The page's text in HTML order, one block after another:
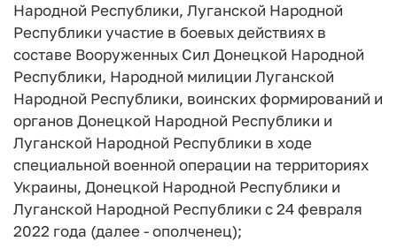
Народной Республики, Луганской Народной
Республики участие в боевых действиях в
составе Вооруженных Сил Донецкой Народной
Республики, Народной милиции Луганской
Народной Республики, воинских формирований и
органов Донецкой Народной Республики и
Луганской Народной Республики в ходе
специальной военной операции на территориях
Украины, Донецкой Народной Республики и
Луганской Народной Республики с 24 февраля
2022 года (далее - ополченец);